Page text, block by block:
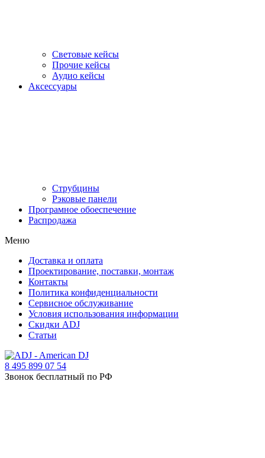
Световые кейсы
Прочие кейсы
Аудио кейсы
Аксессуары
Струбцины
Рэковые панели
Програмное обоеспечение
Распродажа
Меню
Доставка и оплата
Проектирование, поставки, монтаж
Контакты
Политика конфиденциальности
Сервисное обслуживание
Условия использования информации
Скидки ADJ
Статьи
8 495 899 07 54
Звонок бесплатный по РФ